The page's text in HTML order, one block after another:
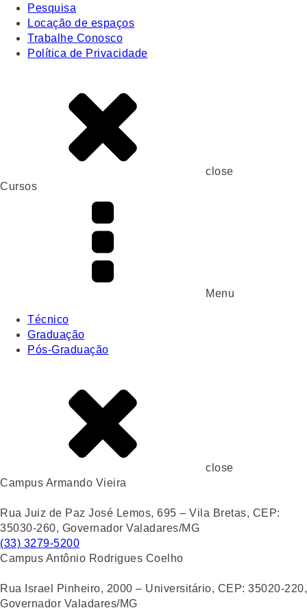
Pesquisa
Locação de espaços
Trabalhe Conosco
Política de Privacidade
close
Cursos
Menu
Técnico
Graduação
Pós-Graduação
close
Campus Armando Vieira
Rua Juiz de Paz José Lemos, 695 – Vila Bretas, CEP:
35030-260, Governador Valadares/MG
(33) 3279-5200
Campus Antônio Rodrigues Coelho
Rua Israel Pinheiro, 2000 – Universitário, CEP: 35020-220,
Governador Valadares/MG